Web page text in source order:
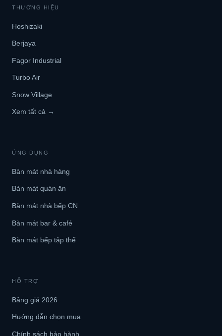
THƯƠNG HIỆU
Hoshizaki
Berjaya
Fagor Industrial
Turbo Air
Snow Village
Xem tất cả →
ỨNG DỤNG
Bàn mát nhà hàng
Bàn mát quán ăn
Bàn mát nhà bếp CN
Bàn mát bar & café
Bàn mát bếp tập thể
HỖ TRỢ
Bảng giá 2026
Hướng dẫn chọn mua
Chính sách bảo hành